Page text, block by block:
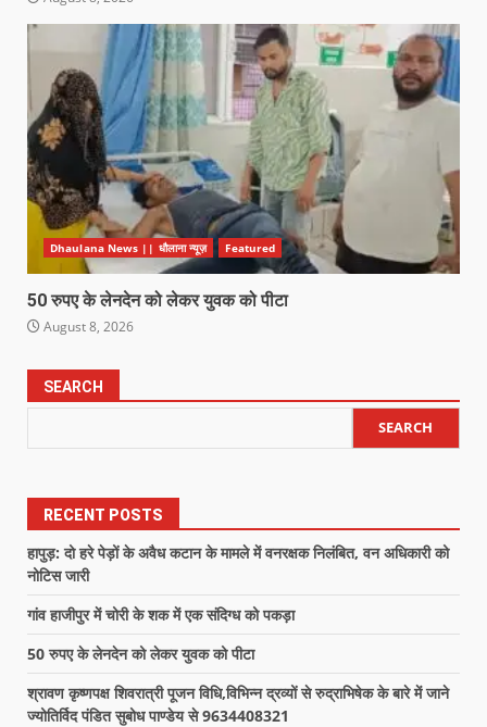
Dhaulana News || धौलाना न्यूज़ Featured
50 रुपए के लेनदेन को लेकर युवक को पीटा
August 8, 2026
SEARCH
SEARCH
RECENT POSTS
हापुड़: दो हरे पेड़ों के अवैध कटान के मामले में वनरक्षक निलंबित, वन अधिकारी को
नोटिस जारी
गांव हाजीपुर में चोरी के शक में एक संदिग्ध को पकड़ा
50 रुपए के लेनदेन को लेकर युवक को पीटा
श्रावण कृष्णपक्ष शिवरात्री पूजन विधि,विभिन्न द्रव्यों से रुद्राभिषेक के बारे में जाने
ज्योतिर्विद पंडित सुबोध पाण्डेय से 9634408321